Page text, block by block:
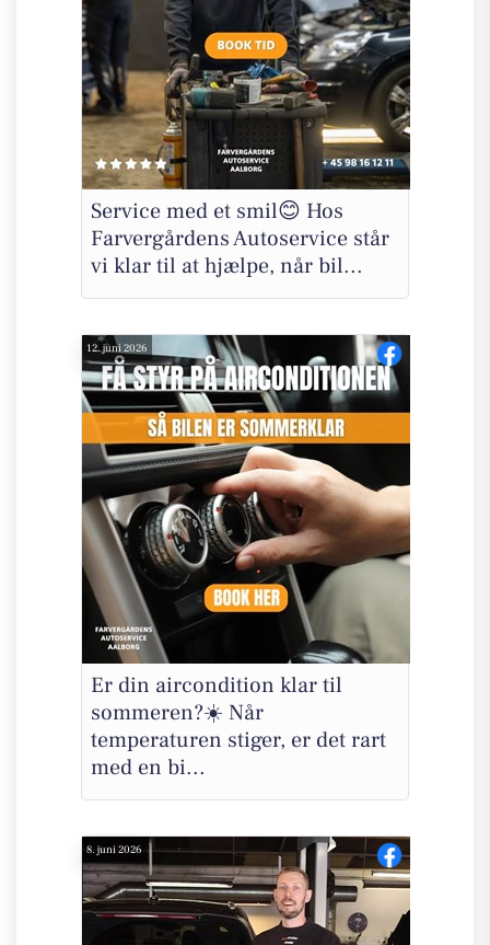
Service med et smil😊 Hos
Farvergårdens Autoservice står
vi klar til at hjælpe, når bil...
12. juni 2026
Er din aircondition klar til
sommeren?☀️ Når
temperaturen stiger, er det rart
med en bi...
8. juni 2026